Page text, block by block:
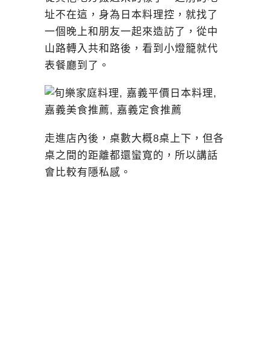
址不在這，身為日本料理控，就找了
一個晚上和朋友一起來造訪了，從中
山路轉入共和路後，看到小燈籠就代
表餐廳到了。
走進店內後，桌數大概8桌上下，但各
桌之間的距離都還蠻寬的，所以講話
會比較有隱私感。